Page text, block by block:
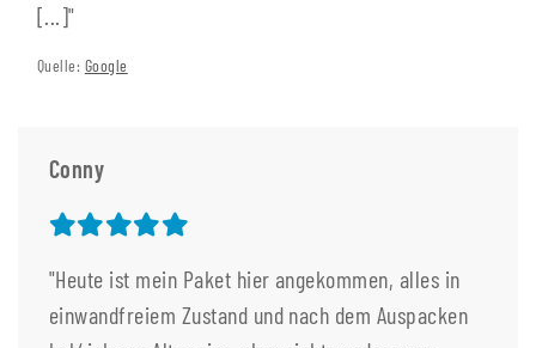
[...]"
Quelle: Google
Conny
"Heute ist mein Paket hier angekommen, alles in
einwandfreiem Zustand und nach dem Auspacken